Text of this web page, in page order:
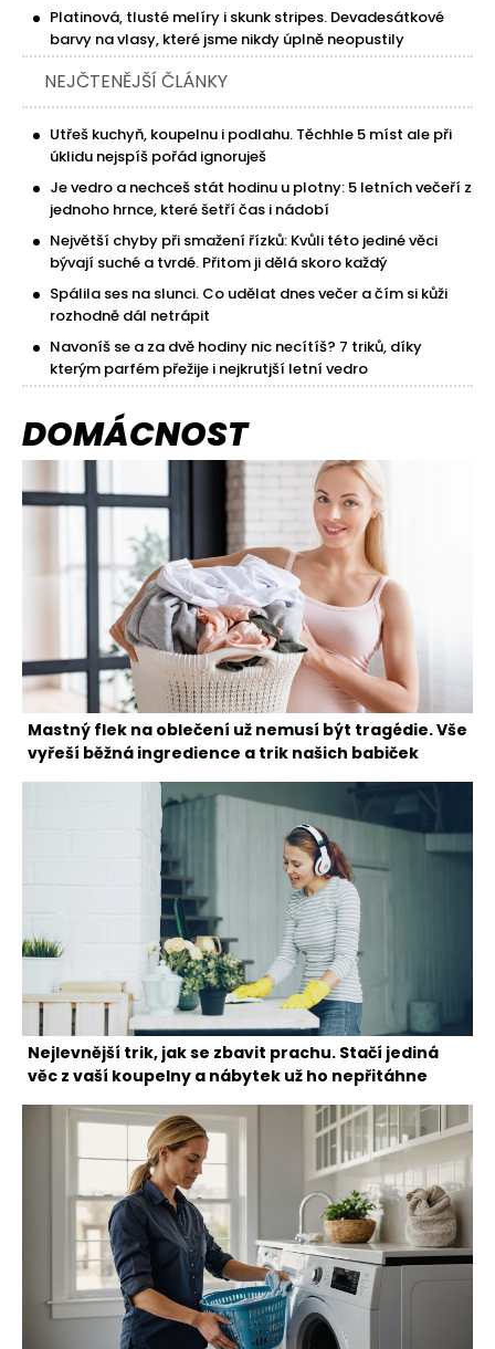
Platinová, tlusté melíry i skunk stripes. Devadesátkové
barvy na vlasy, které jsme nikdy úplně neopustily
NEJČTENĚJŠÍ ČLÁNKY
Utřeš kuchyň, koupelnu i podlahu. Těchhle 5 míst ale při
úklidu nejspíš pořád ignoruješ
Je vedro a nechceš stát hodinu u plotny: 5 letních večeří z
jednoho hrnce, které šetří čas i nádobí
Největší chyby při smažení řízků: Kvůli této jediné věci
bývají suché a tvrdé. Přitom ji dělá skoro každý
Spálila ses na slunci. Co udělat dnes večer a čím si kůži
rozhodně dál netrápit
Navoníš se a za dvě hodiny nic necítíš? 7 triků, díky
kterým parfém přežije i nejkrutjší letní vedro
DOMÁCNOST
Mastný flek na oblečení už nemusí být tragédie. Vše
vyřeší běžná ingredience a trik našich babiček
Nejlevnější trik, jak se zbavit prachu. Stačí jediná
věc z vaší koupelny a nábytek už ho nepřitáhne